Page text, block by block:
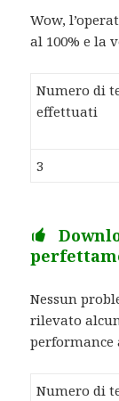
Wow,
al 100% e la
Numero di
effettuati
3
Nessun
rilevato
performance
Numero di